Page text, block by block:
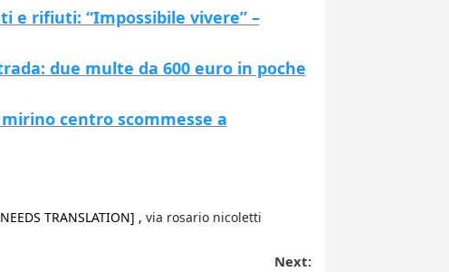
e rifiuti: “Impossibile vivere” –
due multe da 600 euro in poche
centro scommesse a
TRANSLATION] , via rosario nicoletti
Next: